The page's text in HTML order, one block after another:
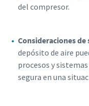
del compresor.
Consideraciones de
depósito de aire
procesos y
segura en una